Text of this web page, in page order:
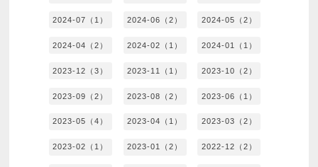
2024-07（1） 2024-06（2） 2024-05（2）
2024-04（2） 2024-02（1） 2024-01（1）
2023-12（3） 2023-11（1） 2023-10（2）
2023-09（2） 2023-08（2） 2023-06（1）
2023-05（4） 2023-04（1） 2023-03（2）
2023-02（1） 2023-01（2） 2022-12（2）